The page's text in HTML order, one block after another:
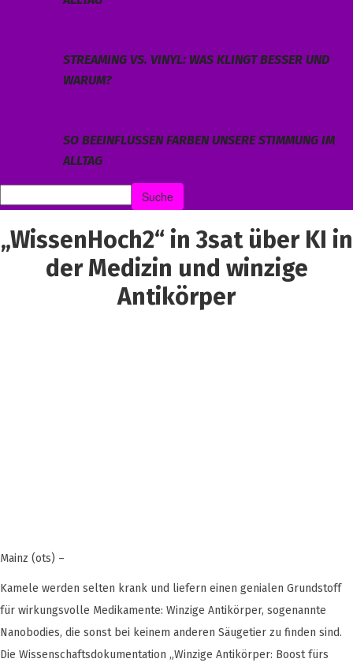
STREAMING VS. VINYL: WAS KLINGT BESSER UND
WARUM?
SO BEEINFLUSSEN FARBEN UNSERE STIMMUNG IM
ALLTAG
„WissenHoch2“ in 3sat über KI in
der Medizin und winzige
Antikörper
Mainz (ots) –
Kamele werden selten krank und liefern einen genialen Grundstoff
für wirkungsvolle Medikamente: Winzige Antikörper, sogenannte
Nanobodies, die sonst bei keinem anderen Säugetier zu finden sind.
Die Wissenschaftsdokumentation „Winzige Antikörper: Boost fürs